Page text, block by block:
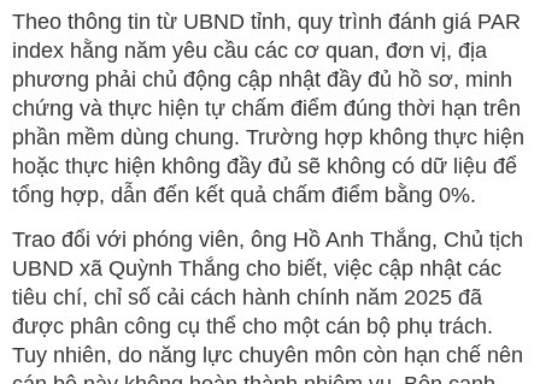
Theo thông tin từ UBND tỉnh, quy trình đánh giá PAR
index hằng năm yêu cầu các cơ quan, đơn vị, địa
phương phải chủ động cập nhật đầy đủ hồ sơ, minh
chứng và thực hiện tự chấm điểm đúng thời hạn trên
phần mềm dùng chung. Trường hợp không thực hiện
hoặc thực hiện không đầy đủ sẽ không có dữ liệu để
tổng hợp, dẫn đến kết quả chấm điểm bằng 0%.
Trao đổi với phóng viên, ông Hồ Anh Thắng, Chủ tịch
UBND xã Quỳnh Thắng cho biết, việc cập nhật các
tiêu chí, chỉ số cải cách hành chính năm 2025 đã
được phân công cụ thể cho một cán bộ phụ trách.
Tuy nhiên, do năng lực chuyên môn còn hạn chế nên